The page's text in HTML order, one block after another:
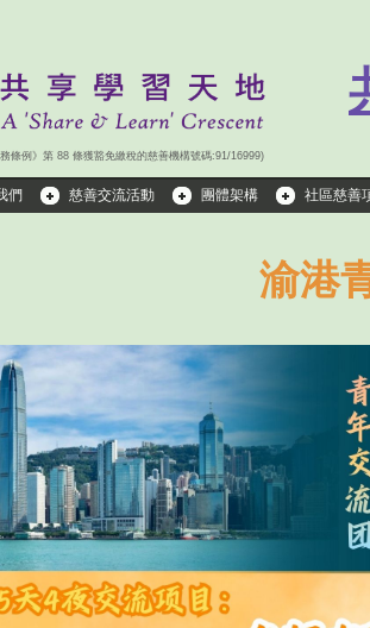
們 慈善交流活動 團體架構 社區慈善
渝港
條例》第 88 條獲豁免繳稅的慈善機構號碼:91/16999)